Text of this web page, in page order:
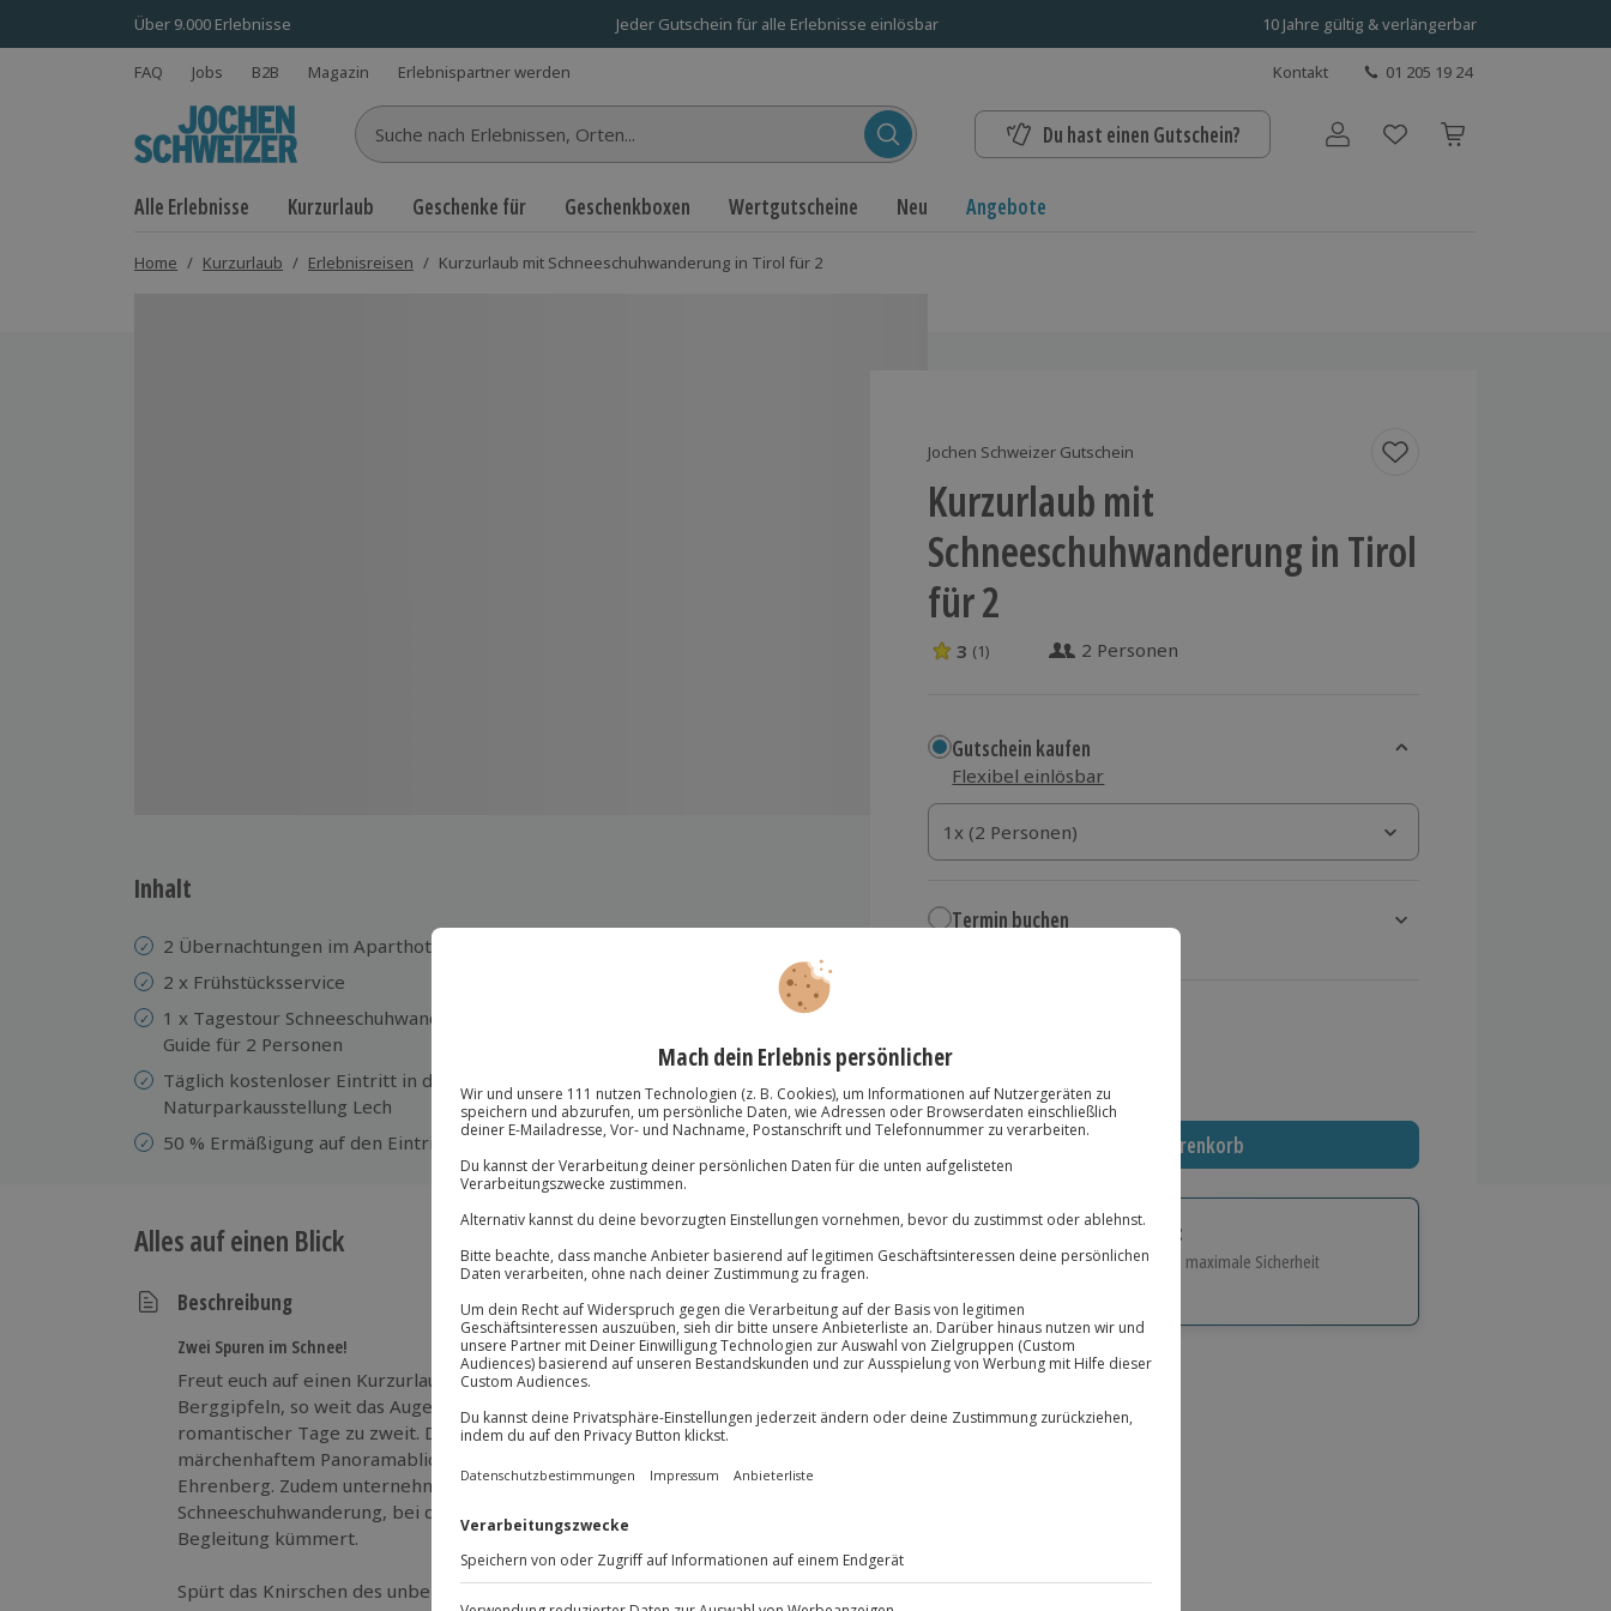
Über 9.000 Erlebnisse Jeder Gutschein für alle Erlebnisse einlösbar 10 Jahre gültig & verlängerbar
FAQ Jobs B2B Magazin Erlebnispartner werden Kontakt 01 205 19 24
Suche nach Erlebnissen... Du hast einen Gutschein? Benutzerkonto
Alle Erlebnisse Kurzurlaub Geschenke für Geschenkboxen Wertgutscheine Neu Angebote
Home / Kurzurlaub / Erlebnisreisen / Kurzurlaub mit Schneeschuhwanderung in Tirol für 2
Jochen Schweizer Gutschein
Kurzurlaub mit
Schneeschuhwanderung in Tirol
für 2
3 Sterne von 5 aus 1 Bewertungen
3 (1) 2 Personen
Gutschein kaufen
Flexibel einlösbar
1x (2 Personen)
1x (2 Personen)
1x (2 Personen)
Termin buchen
In den Warenkorb
Immer das richtige Geschenk:
Große Auswahl, volle Flexibilität und maximale Sicherheit
Große Auswahl
Über 9.000 Erlebnisse.
Volle Flexibilität
Maximale Sicherheit
Inhalt
2 Übernachtungen im Aparthotel „Der Tannenhof“ mit Bergblick
2 x Frühstücksservice
1 x Tagestour Schneeschuhwandern in einer Gruppe (bis zu 8 Personen) mit
Guide für 2 Personen
Täglich kostenloser Eintritt in die Burgenwelten Ehrenberg und die
Naturparkausstellung Lech
50 % Ermäßigung auf den Eintritt in die Alpentherme Ehrenberg
Alles auf einen Blick
Beschreibung
Zwei Spuren im Schnee!
Freut euch auf einen Kurzurlaub inmitten von schneebedeckten
Berggipfeln, so weit das Auge reicht! Denn hier kommen Sie in den Genuss
romantischer Tage zu zweit. Dabei entspannt ihr in eurem Apartment mit
märchenhaftem Panoramablick und entdeckt die Burgwelten von
Ehrenberg. Zudem unternehmt ihr eine exklusive und unvergessliche
Schneeschuhwanderung, bei der sich euer Guide nur um dich und deine
Begleitung kümmert.
Spürt das Knirschen des unberührten Schnees unter euren Füßen und setzt